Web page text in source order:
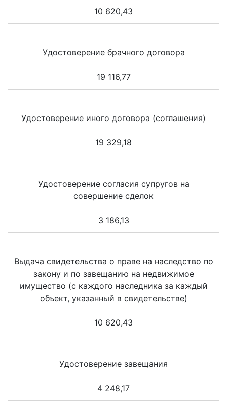
10 620,43
Удостоверение брачного договора
19 116,77
Удостоверение иного договора (соглашения)
19 329,18
Удостоверение согласия супругов на
совершение сделок
3 186,13
Выдача свидетельства о праве на наследство по
закону и по завещанию на недвижимое
имущество (с каждого наследника за каждый
объект, указанный в свидетельстве)
10 620,43
Удостоверение завещания
4 248,17